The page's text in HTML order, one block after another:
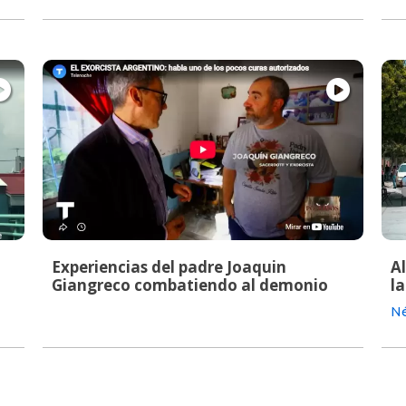
Experiencias del padre Joaquin
Giangreco combatiendo al demonio